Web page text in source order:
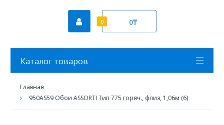
0 0₸
Каталог товаров
Главная
950AS59 Обои ASSORTI Тип 775 горяч., флиз, 1,06м (6)